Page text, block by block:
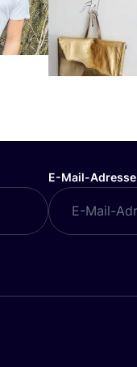
E-Mail-Adresse